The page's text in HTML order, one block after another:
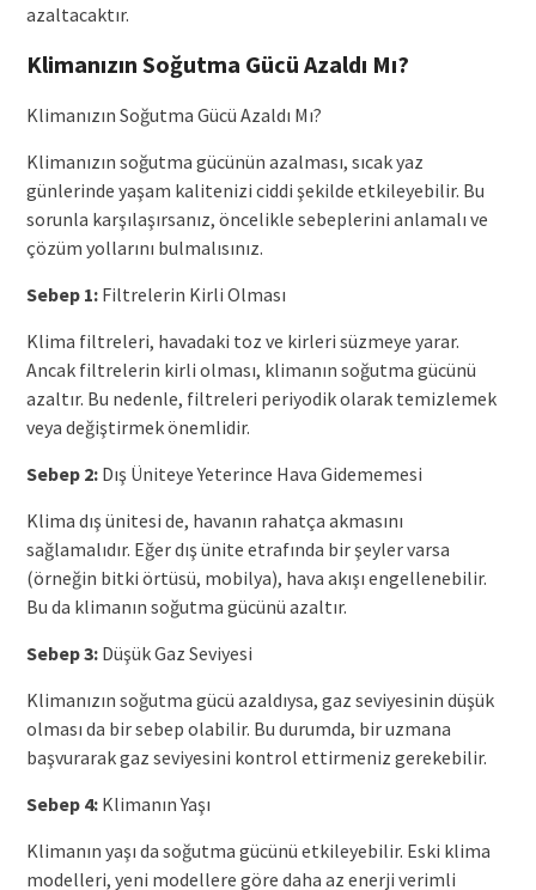
azaltacaktır.
Klimanızın Soğutma Gücü Azaldı Mı?
Klimanızın Soğutma Gücü Azaldı Mı?
Klimanızın soğutma gücünün azalması, sıcak yaz
günlerinde yaşam kalitenizi ciddi şekilde etkileyebilir. Bu
sorunla karşılaşırsanız, öncelikle sebeplerini anlamalı ve
çözüm yollarını bulmalısınız.
Sebep 1:Filtrelerin Kirli Olması
Klima filtreleri, havadaki toz ve kirleri süzmeye yarar.
Ancak filtrelerin kirli olması, klimanın soğutma gücünü
azaltır. Bu nedenle, filtreleri periyodik olarak temizlemek
veya değiştirmek önemlidir.
Sebep 2:Dış Üniteye Yeterince Hava Gidememesi
Klima dış ünitesi de, havanın rahatça akmasını
sağlamalıdır. Eğer dış ünite etrafında bir şeyler varsa
(örneğin bitki örtüsü, mobilya), hava akışı engellenebilir.
Bu da klimanın soğutma gücünü azaltır.
Sebep 3:Düşük Gaz Seviyesi
Klimanızın soğutma gücü azaldıysa, gaz seviyesinin düşük
olması da bir sebep olabilir. Bu durumda, bir uzmana
başvurarak gaz seviyesini kontrol ettirmeniz gerekebilir.
Sebep 4:Klimanın Yaşı
Klimanın yaşı da soğutma gücünü etkileyebilir. Eski klima
modelleri, yeni modellere göre daha az enerji verimli